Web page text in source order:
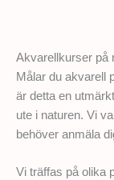
Akvarellkurser på
Målar du akvarell
är detta en
ute i naturen. Vi
behöver anmäla
Vi träffas på olika